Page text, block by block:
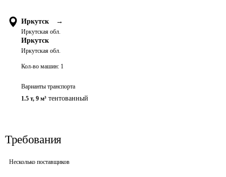
Иркутск →
Иркутская обл.
Иркутск
Иркутская обл.
Кол-во машин: 1
Варианты транспорта
1.5 т, 9 м³ тентованный
Требования
Несколько поставщиков